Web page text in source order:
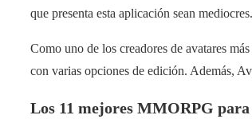
que presenta esta aplicación sean mediocres.
Como uno de los creadores de avatares
con varias opciones de edición. Además,
Los 11 mejores MMORPG